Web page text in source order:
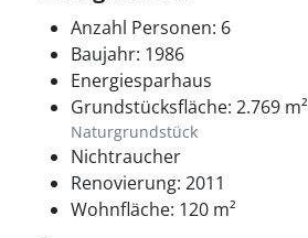
Anzahl Personen: 6
Baujahr: 1986
Energiesparhaus
Grundstücksfläche: 2.769 m²
Naturgrundstück
Nichtraucher
Renovierung: 2011
Wohnfläche: 120 m²